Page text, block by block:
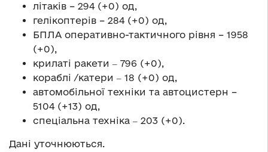
літаків – 294 (+0) од,
гелікоптерів – 284 (+0) од,
БПЛА оперативно-тактичного рівня – 1958
(+0),
крилаті ракети ‒ 796 (+0),
кораблі /катери ‒ 18 (+0) од,
автомобільної техніки та автоцистерн –
5104 (+13) од,
спеціальна техніка ‒ 203 (+0).
Дані уточнюються.